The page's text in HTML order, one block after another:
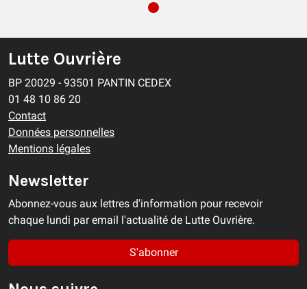
Lutte Ouvrière
BP 20029 - 93501 PANTIN CEDEX
01 48 10 86 20
Contact
Données personnelles
Mentions légales
Newsletter
Abonnez-vous aux lettres d'information pour recevoir
chaque lundi par email l'actualité de Lutte Ouvrière.
S'abonner